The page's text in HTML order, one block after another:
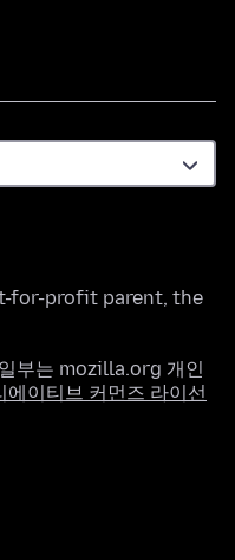
for-profit parent, the
부는 mozilla.org 개인
에이티브 커먼즈 라이선